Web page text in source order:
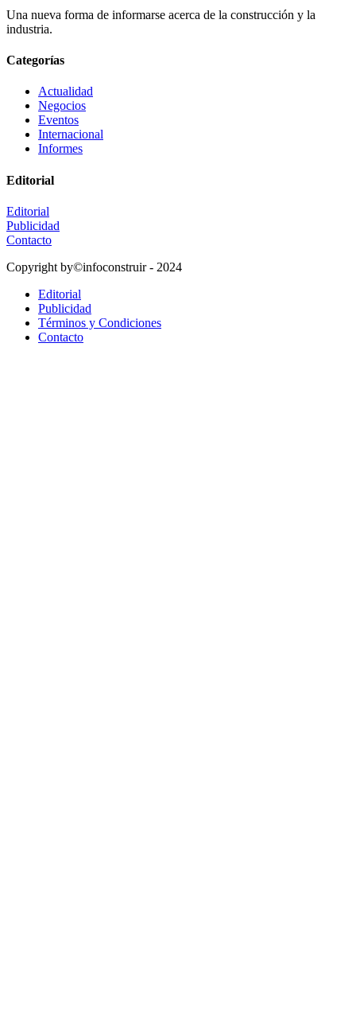
Una nueva forma de informarse acerca de la construcción y la
industria.
Categorías
Actualidad
Negocios
Eventos
Internacional
Informes
Editorial
Editorial
Publicidad
Contacto
Copyright by©infoconstruir - 2024
Editorial
Publicidad
Términos y Condiciones
Contacto